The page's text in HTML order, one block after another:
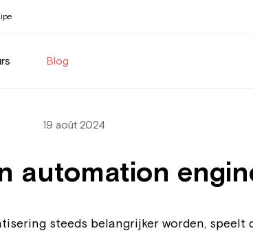
Blog
19 août 2024
automation
steeds belangrijker worden, speelt